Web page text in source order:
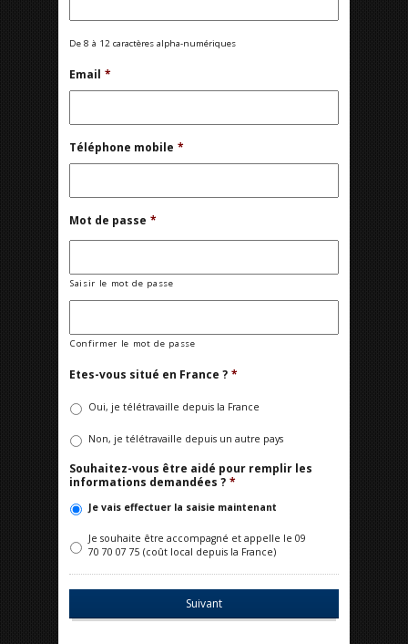
De 8 à 12 caractères alpha-numériques
Email *
Téléphone mobile *
Mot de passe *
Saisir le mot de passe
Confirmer le mot de passe
Etes-vous situé en France ? *
Oui, je télétravaille depuis la France
Non, je télétravaille depuis un autre pays
Souhaitez-vous être aidé pour remplir les
informations demandées ? *
Je vais effectuer la saisie maintenant
Je souhaite être accompagné et appelle le 09
70 70 07 75 (coût local depuis la France)